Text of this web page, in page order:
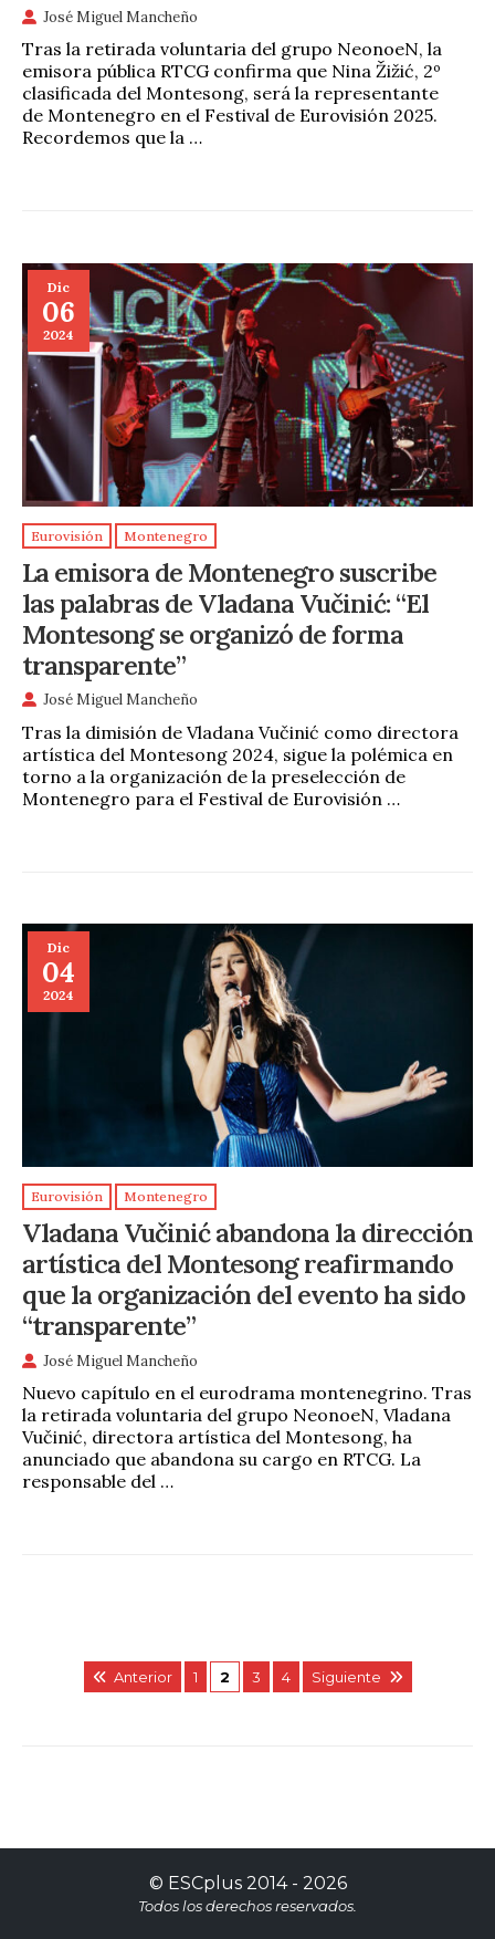
José Miguel Mancheño
Tras la retirada voluntaria del grupo NeonoeN, la
emisora pública RTCG confirma que Nina Žižić, 2º
clasificada del Montesong, será la representante
de Montenegro en el Festival de Eurovisión 2025.
Recordemos que la …
Dic
06
2024
Eurovisión Montenegro
La emisora de Montenegro suscribe
las palabras de Vladana Vučinić: “El
Montesong se organizó de forma
transparente”
José Miguel Mancheño
Tras la dimisión de Vladana Vučinić como directora
artística del Montesong 2024, sigue la polémica en
torno a la organización de la preselección de
Montenegro para el Festival de Eurovisión …
Dic
04
2024
Eurovisión Montenegro
Vladana Vučinić abandona la dirección
artística del Montesong reafirmando
que la organización del evento ha sido
“transparente”
José Miguel Mancheño
Nuevo capítulo en el eurodrama montenegrino. Tras
la retirada voluntaria del grupo NeonoeN, Vladana
Vučinić, directora artística del Montesong, ha
anunciado que abandona su cargo en RTCG. La
responsable del …
Anterior 1 2 3 4 Siguiente
© ESCplus2014 - 2026
Todos los derechos reservados.